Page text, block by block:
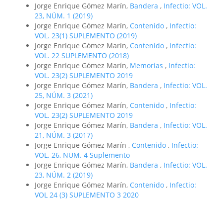
Jorge Enrique Gómez Marín, Bandera , Infectio: VOL.
23, NÚM. 1 (2019)
Jorge Enrique Gómez Marín, Contenido , Infectio:
VOL. 23(1) SUPLEMENTO (2019)
Jorge Enrique Gómez Marín, Contenido , Infectio:
VOL. 22 SUPLEMENTO (2018)
Jorge Enrique Gómez Marín, Memorias , Infectio:
VOL. 23(2) SUPLEMENTO 2019
Jorge Enrique Gómez Marín, Bandera , Infectio: VOL.
25, NÚM. 3 (2021)
Jorge Enrique Gómez Marín, Contenido , Infectio:
VOL. 23(2) SUPLEMENTO 2019
Jorge Enrique Gómez Marín, Bandera , Infectio: VOL.
21, NÚM. 3 (2017)
Jorge Enrique Gómez Marín , Contenido , Infectio:
VOL. 26, NUM. 4 Suplemento
Jorge Enrique Gómez Marín, Bandera , Infectio: VOL.
23, NÚM. 2 (2019)
Jorge Enrique Gómez Marín, Contenido , Infectio:
VOL 24 (3) SUPLEMENTO 3 2020